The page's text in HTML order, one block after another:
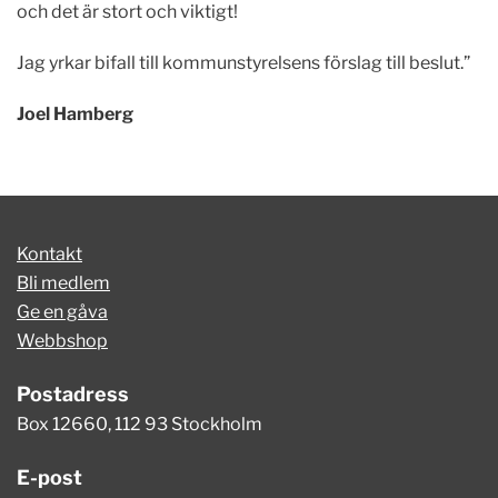
och det är stort och viktigt!
Jag yrkar bifall till kommunstyrelsens förslag till beslut.”
Joel Hamberg
Kontakt
Bli medlem
Ge en gåva
Webbshop
Postadress
Box 12660, 112 93 Stockholm
E-post